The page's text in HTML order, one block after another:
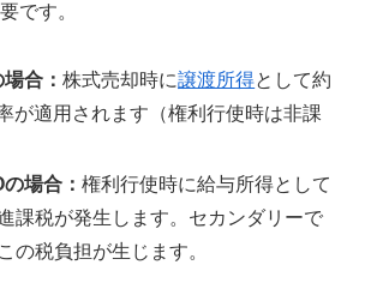
です。
場合：株式売却時に譲渡所得として約
が適用されます（権利行使時は非課
の場合：権利行使時に給与所得として
課税が発生します。セカンダリーで
の税負担が生じます。